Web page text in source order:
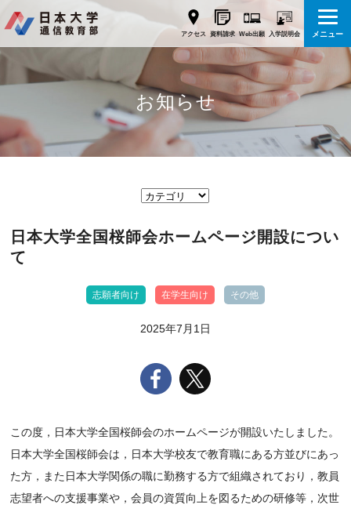
アクセス 資料請求 Web出願 入学説明会 メニュー
お知らせ
日本大学全国桜師会ホームページ開設につい
て
志願者向け 在学生向け その他
2025年7月1日
この度，日本大学全国桜師会のホームページが開設いたしました。
日本大学全国桜師会は，日本大学校友で教育職にある方並びにあっ
た方，また日本大学関係の職に勤務する方で組織されており，教員
志望者への支援事業や，会員の資質向上を図るための研修等，次世